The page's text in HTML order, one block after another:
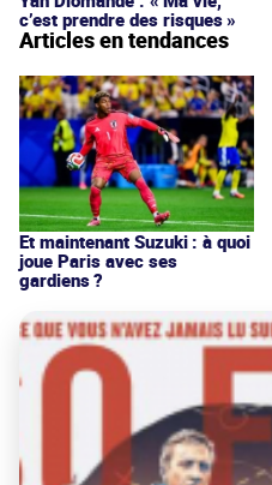
c’est prendre des risques »
Articles en tendances
Et maintenant Suzuki : à quoi
joue Paris avec ses
gardiens ?